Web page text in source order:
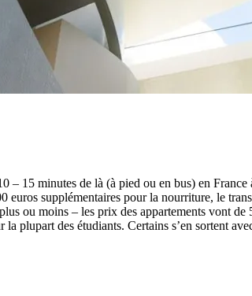
15 minutes de là (à pied ou en bus) en
supplémentaires pour la nourriture, le
ou moins – les prix des appartements vont
plupart des étudiants. Certains s’en sortent